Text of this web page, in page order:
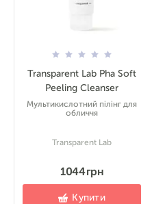
Transparent Lab Pha Soft
Peeling Cleanser
Мультикислотний пілінг для
обличчя
Transparent Lab
1044 грн
Купити